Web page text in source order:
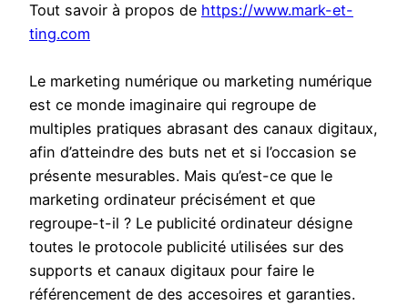
Tout savoir à propos de https://www.mark-et-
ting.com
Le marketing numérique ou marketing numérique
est ce monde imaginaire qui regroupe de
multiples pratiques abrasant des canaux digitaux,
afin d’atteindre des buts net et si l’occasion se
présente mesurables. Mais qu’est-ce que le
marketing ordinateur précisément et que
regroupe-t-il ? Le publicité ordinateur désigne
toutes le protocole publicité utilisées sur des
supports et canaux digitaux pour faire le
référencement de des accesoires et garanties.